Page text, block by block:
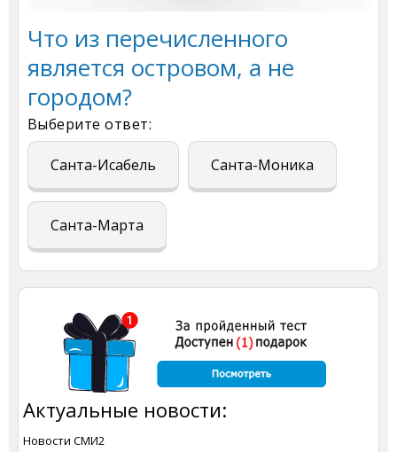
Что из перечисленного
является островом, а не
городом?
Выберите ответ:
Санта-Исабель Санта-Моника
Санта-Марта
Актуальные новости:
Новости СМИ2